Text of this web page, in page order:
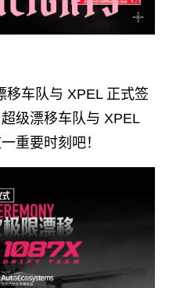
移车队与 XPEL 正式签
级漂移车队与 XPEL
重要时刻吧！